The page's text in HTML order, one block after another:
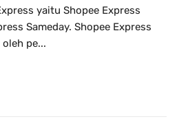
yaitu Shopee Express
Sameday. Shopee Express
pe...